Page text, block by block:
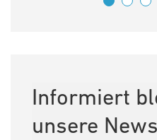
Informiert
unsere